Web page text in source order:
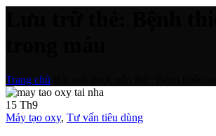
Trang chủ
15 Th9
Máy tạo oxy, Tư vấn tiêu dùng